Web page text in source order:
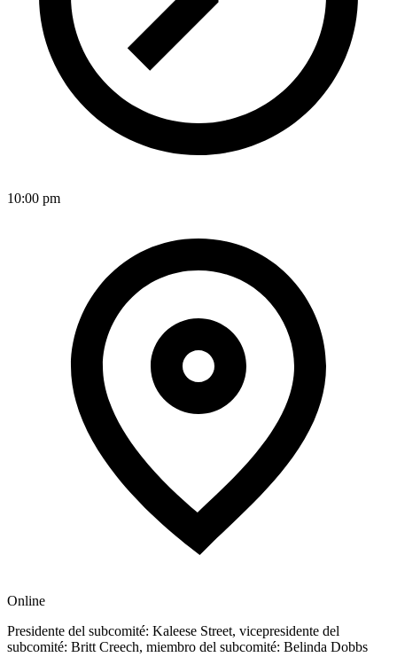
10:00 pm
Online
Presidente del subcomité: Kaleese Street, vicepresidente del
subcomité: Britt Creech, miembro del subcomité: Belinda Dobbs